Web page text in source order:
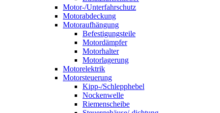
Motor-/Unterfahrschutz
Motorabdeckung
Motoraufhängung
Befestigungsteile
Motordämpfer
Motorhalter
Motorlagerung
Motorelektrik
Motorsteuerung
Kipp-/Schlepphebel
Nockenwelle
Riemenscheibe